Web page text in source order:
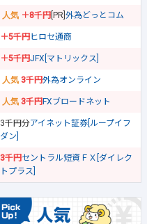
＋8千円 [PR] 外為どっとコム
＋5千円ヒロセ通商
＋5千円JFX[マトリックス]
3千円外為オンライン
3千円FXブロードネット
3千円分アイネット証券[ループイフ
ダン]
3千円セントラル短資ＦＸ[ダイレク
トプラス]